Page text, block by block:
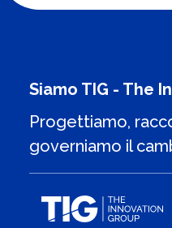
Siamo TIG - The
Progettiamo,
governiamo il